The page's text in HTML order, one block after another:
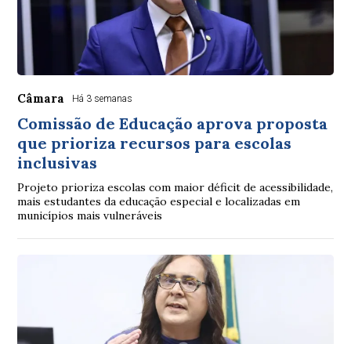
Câmara Há 3 semanas
Comissão de Educação aprova proposta
que prioriza recursos para escolas
inclusivas
Projeto prioriza escolas com maior déficit de acessibilidade,
mais estudantes da educação especial e localizadas em
municípios mais vulneráveis